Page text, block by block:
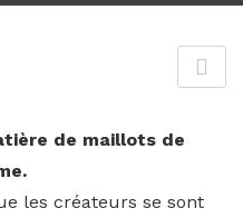
de maillots de
les créateurs se sont